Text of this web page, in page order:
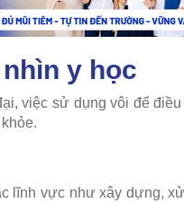
y học
việc sử dụng vôi để
lĩnh vực như xây dựng,